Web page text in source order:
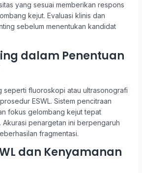
yang sesuai memberikan respons
kejut. Evaluasi klinis dan
sebelum menentukan kandidat
dalam Penentuan
seperti fluoroskopi atau ultrasonografi
ESWL. Sistem pencitraan
fokus gelombang kejut tepat
Akurasi penargetan ini berpengaruh
fragmentasi.
dan Kenyamanan